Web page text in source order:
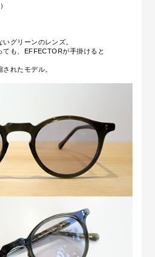
グリーンのレンズ。
ても、EFFECTORが手掛けると
れたモデル。